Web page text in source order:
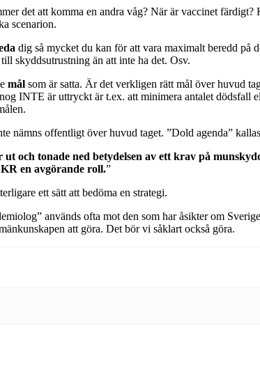
det att komma en andra våg? När är vaccinet
scenarion.
dig så mycket du kan för att vara maximalt beredd på
skyddsutrustning än att inte ha det. Osv.
mål som är satta. Är det verkligen rätt mål över huvud
INTE är uttryckt är t.ex. att minimera antalet dödsfall
nämns offentligt över huvud taget. ”Dold agenda”
och tonade ned betydelsen av ett krav på
en avgörande roll.”
ett sätt att bedöma en strategi.
används ofta mot den som har åsikter om
att göra. Det bör vi såklart också göra.